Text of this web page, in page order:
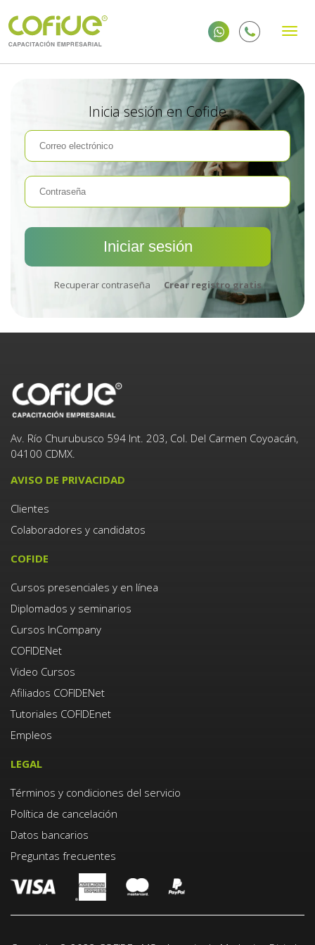
Inicia sesión en Cofide
Recuperar contraseña Crear registro gratis
Av. Río Churubusco 594 Int. 203, Col. Del Carmen Coyoacán,
04100 CDMX.
AVISO DE PRIVACIDAD
Clientes
Colaboradores y candidatos
COFIDE
Cursos presenciales y en línea
Diplomados y seminarios
Cursos InCompany
COFIDENet
Video Cursos
Afiliados COFIDENet
Tutoriales COFIDEnet
Empleos
LEGAL
Términos y condiciones del servicio
Política de cancelación
Datos bancarios
Preguntas frecuentes